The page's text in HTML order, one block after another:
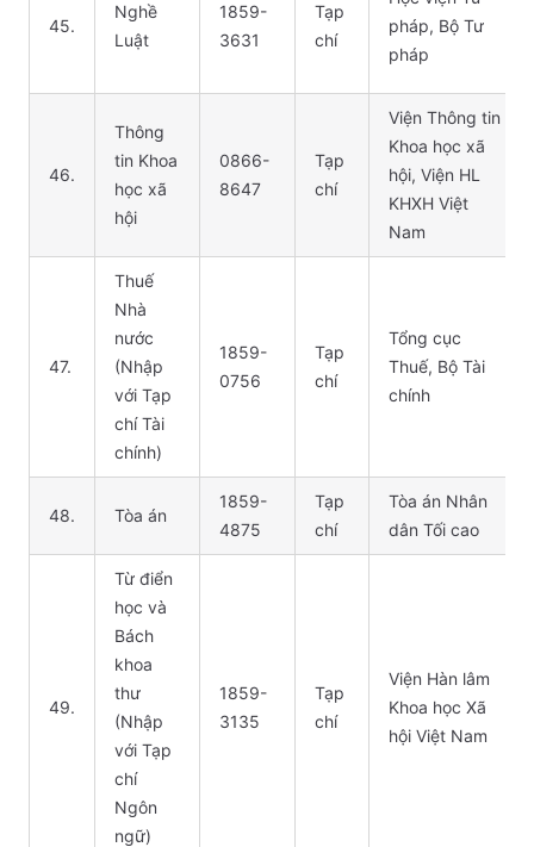
45.
Nghề
Luật
1859-
3631
Tạp
chí
pháp, Bộ Tư
pháp
46.
Thông
tin Khoa
học xã
hội
0866-
8647
Tạp
chí
Viện Thông tin
Khoa học xã
hội, Viện HL
KHXH Việt
Nam
47.
Thuế
Nhà
nước
(Nhập
với Tạp
chí Tài
chính)
1859-
0756
Tạp
chí
Tổng cục
Thuế, Bộ Tài
chính
48. Tòa án
1859-
4875
Tạp
chí
Tòa án Nhân
dân Tối cao
49.
Từ điển
học và
Bách
khoa
thư
(Nhập
với Tạp
chí
Ngôn
ngữ)
1859-
3135
Tạp
chí
Viện Hàn lâm
Khoa học Xã
hội Việt Nam